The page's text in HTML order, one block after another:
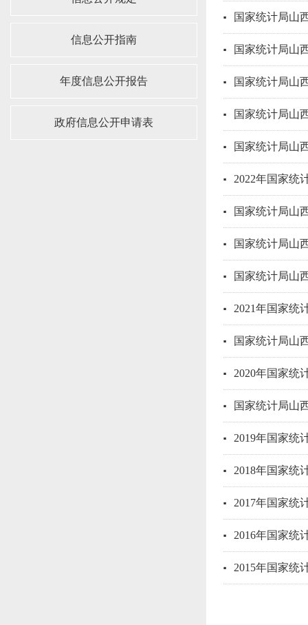
信息公开指南
年度信息公开报告
政府信息公开申请表
国家统计局山
国家统计局山
国家统计局山
国家统计局山
国家统计局山
2022年国家统
国家统计局山
国家统计局山
国家统计局山
2021年国家统
国家统计局山
2020年国家统
国家统计局山
2019年国家统
2018年国家统
2017年国家统
2016年国家统
2015年国家统